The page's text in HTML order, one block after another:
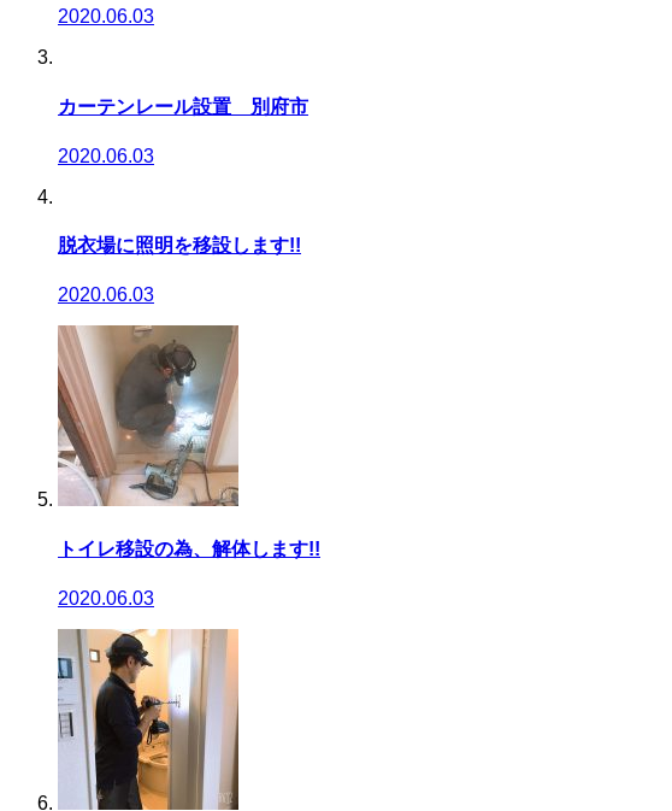
2020.06.03
カーテンレール設置 別府市
2020.06.03
脱衣場に照明を移設します!!
2020.06.03
トイレ移設の為、解体します!!
2020.06.03